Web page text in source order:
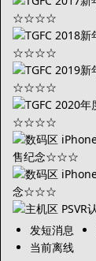
发短消息
当前离线